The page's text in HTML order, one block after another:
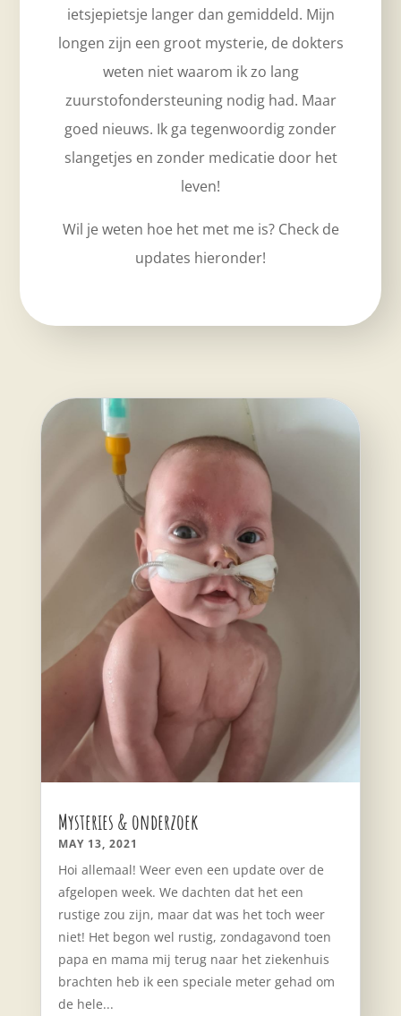
ietsjepietsje langer dan gemiddeld. Mijn
longen zijn een groot mysterie, de dokters
weten niet waarom ik zo lang
zuurstofondersteuning nodig had. Maar
goed nieuws. Ik ga tegenwoordig zonder
slangetjes en zonder medicatie door het
leven!
Wil je weten hoe het met me is? Check de
updates hieronder!
Mysteries & onderzoek
MAY 13, 2021
Hoi allemaal! Weer even een update over de
afgelopen week. We dachten dat het een
rustige zou zijn, maar dat was het toch weer
niet! Het begon wel rustig, zondagavond toen
papa en mama mij terug naar het ziekenhuis
brachten heb ik een speciale meter gehad om
de hele...